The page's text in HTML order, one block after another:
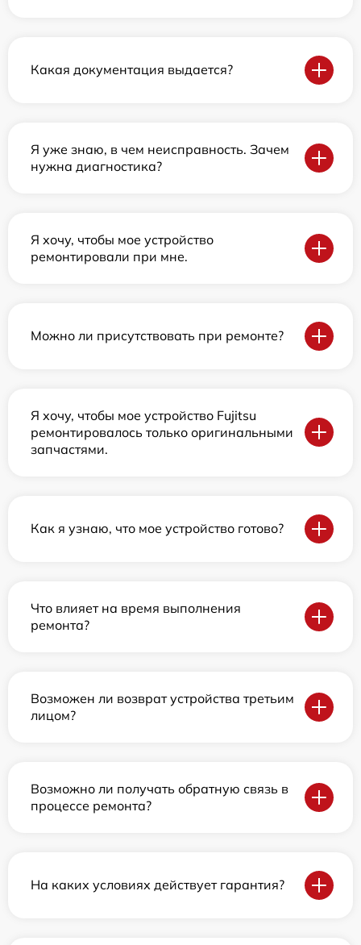
Какая документация выдается?
Я уже знаю, в чем неисправность. Зачем
нужна диагностика?
Я хочу, чтобы мое устройство
ремонтировали при мне.
Можно ли присутствовать при ремонте?
Я хочу, чтобы мое устройство Fujitsu
ремонтировалось только оригинальными
запчастями.
Как я узнаю, что мое устройство готово?
Что влияет на время выполнения
ремонта?
Возможен ли возврат устройства третьим
лицом?
Возможно ли получать обратную связь в
процессе ремонта?
На каких условиях действует гарантия?